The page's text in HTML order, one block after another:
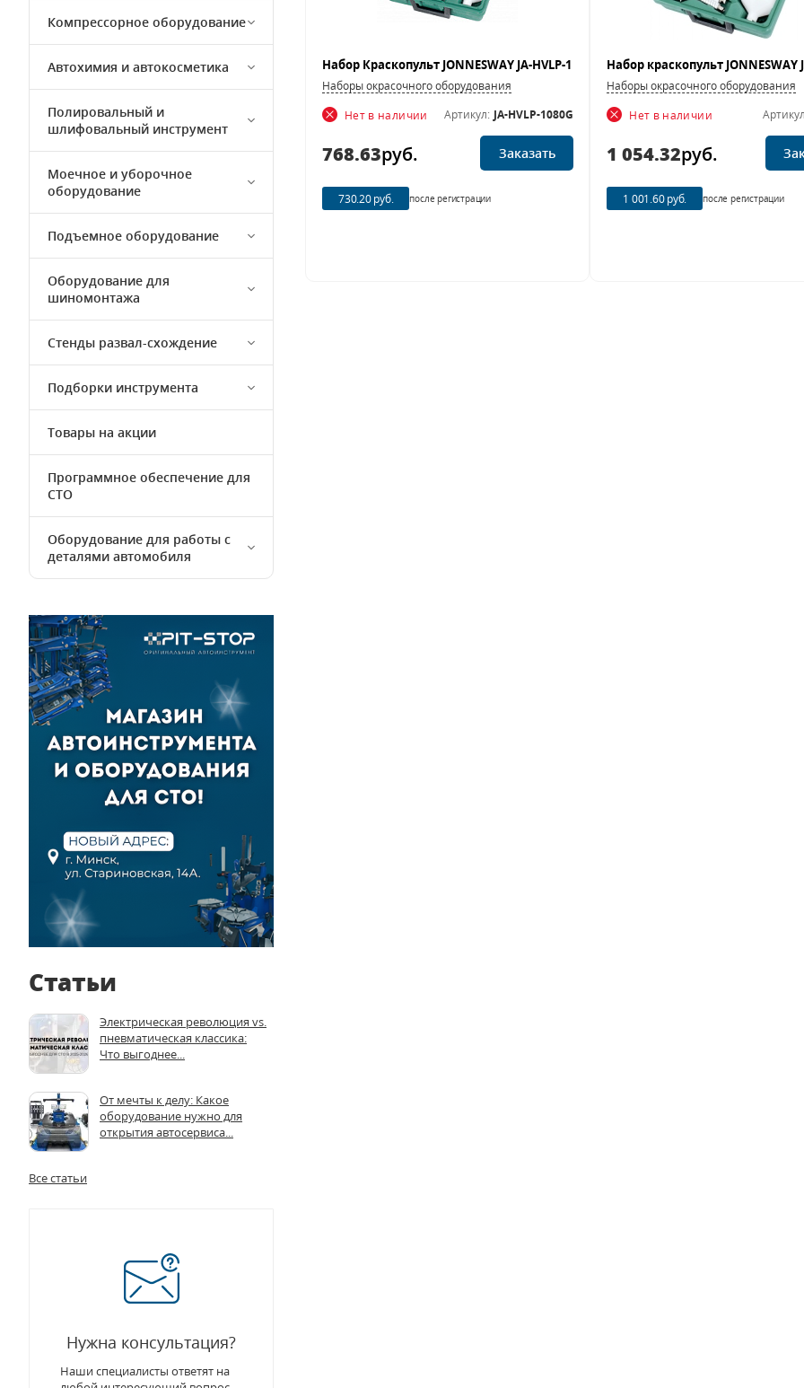
Компрессорное оборудование
Автохимия и автокосметика
Полировальный и
шлифовальный инструмент
Моечное и уборочное
оборудование
Подъемное оборудование
Оборудование для
шиномонтажа
Стенды развал-схождение
Подборки инструмента
Товары на акции
Программное обеспечение для
СТО
Оборудование для работы с
деталями автомобиля
Статьи
Электрическая революция vs.
пневматическая классика:
Что выгоднее...
От мечты к делу: Какое
оборудование нужно для
открытия автосервиса...
Все статьи
Нужна консультация?
Наши специалисты ответят на
Наборы окрасочного оборудования
Нет в наличии
Артикул: JA-HVLP-1080G
768.63руб. Заказать
730.20 руб. после регистрации
Наборы окрасочного оборудования
Нет в наличии
1 054.32руб.
1 001.60 руб. после регистрации